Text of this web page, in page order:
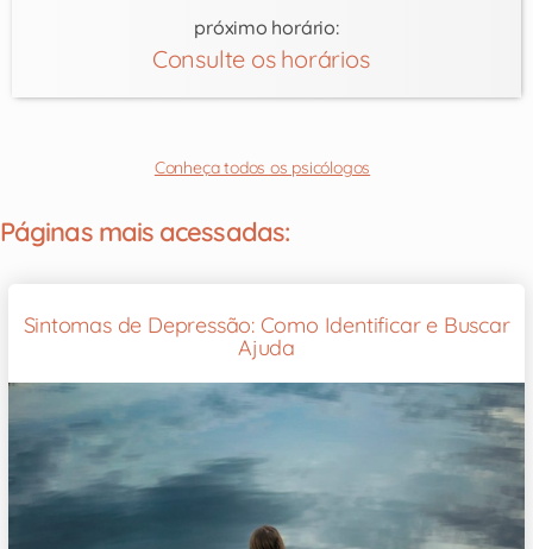
próximo horário:
Consulte os horários
Conheça todos os psicólogos
Páginas mais acessadas:
Sintomas de Depressão: Como Identificar e Buscar
Ajuda